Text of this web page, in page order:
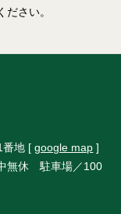
ださい。
番地 [google map ]
無休 駐車場／100